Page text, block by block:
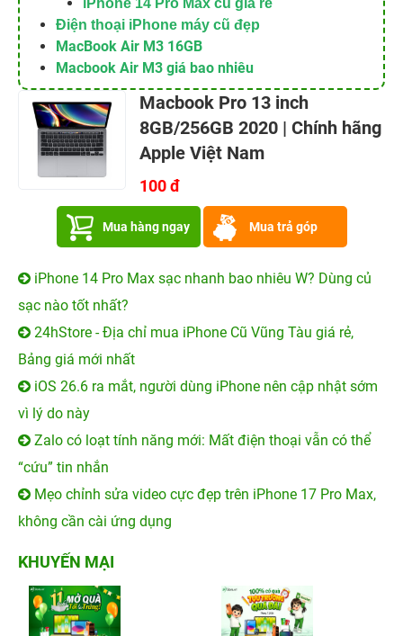
iPhone 14 Pro Max cũ giá rẻ
Điện thoại iPhone máy cũ đẹp
MacBook Air M3 16GB
Macbook Air M3 giá bao nhiêu
Macbook Pro 13 inch
8GB/256GB 2020 | Chính hãng
Apple Việt Nam
100 đ
Mua hàng ngay Mua trả góp
iPhone 14 Pro Max sạc nhanh bao nhiêu W? Dùng củ
sạc nào tốt nhất?
24hStore - Địa chỉ mua iPhone Cũ Vũng Tàu giá rẻ,
Bảng giá mới nhất
iOS 26.6 ra mắt, người dùng iPhone nên cập nhật sớm
vì lý do này
Zalo có loạt tính năng mới: Mất điện thoại vẫn có thể
“cứu” tin nhắn
Mẹo chỉnh sửa video cực đẹp trên iPhone 17 Pro Max,
không cần cài ứng dụng
KHUYẾN MẠI